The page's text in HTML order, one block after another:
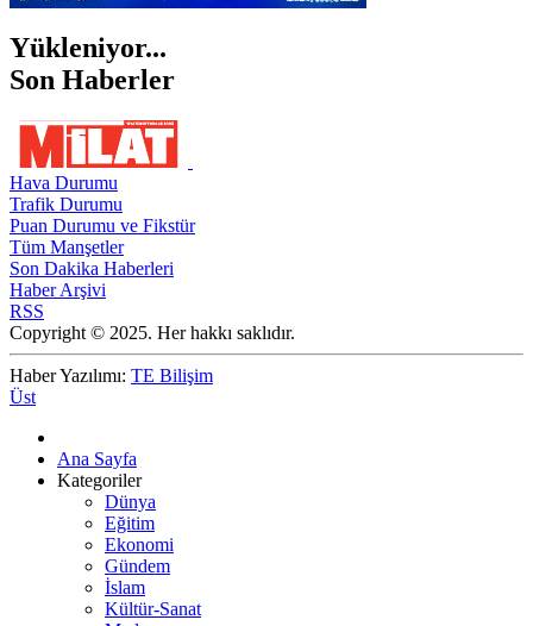
Yükleniyor...
Son Haberler
Hava Durumu
Trafik Durumu
Puan Durumu ve Fikstür
Tüm Manşetler
Son Dakika Haberleri
Haber Arşivi
RSS
Copyright © 2025. Her hakkı saklıdır.
Haber Yazılımı: TE Bilişim
Üst
Ana Sayfa
Kategoriler
Dünya
Eğitim
Ekonomi
Gündem
İslam
Kültür-Sanat